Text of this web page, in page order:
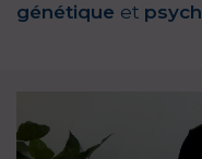
génétique et